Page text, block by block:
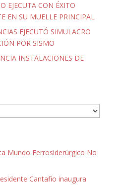
EJECUTA CON ÉXITO
EN SU MUELLE PRINCIPAL
EJECUTÓ SIMULACRO
POR SISMO
INSTALACIONES DE
Mundo Ferrosiderúrgico No
Cantafio inaugura